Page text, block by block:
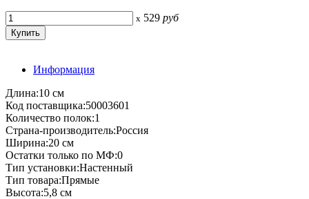
x 529 руб
Информация
Длина:10 см
Код поставщика:50003601
Количество полок:1
Страна-производитель:Россия
Ширина:20 см
Остатки только по МФ:0
Тип установки:Настенный
Тип товара:Прямые
Высота:5,8 см